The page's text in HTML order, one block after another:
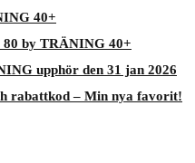
40+
by TRÄNING 40+
upphör den 31 jan 2026
rabattkod – Min nya favorit!